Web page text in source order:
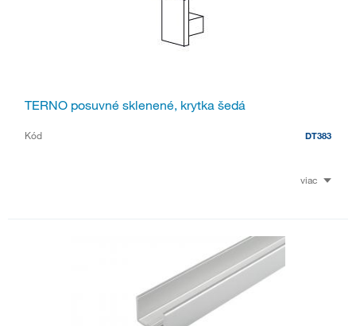
TERNO posuvné sklenené, krytka šedá
Kód DT383
viac